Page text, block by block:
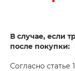
В случае, если
после покупки:
Согласно статье